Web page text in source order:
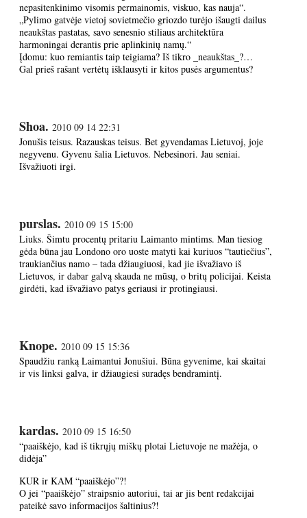
nepasitenkinimo visomis permainomis, viskuo, kas nauja“.
„Pylimo gatvėje vietoj sovietmečio griozdo turėjo išaugti dailus
neaukštas pastatas, savo senesnio stiliaus architektūra
harmoningai derantis prie aplinkinių namų.“
Įdomu: kuo remiantis taip teigiama? Iš tikro _neaukštas_?…
Gal prieš rašant vertėtų išklausyti ir kitos pusės argumentus?
Shoa. 2010 09 14 22:31
Jonušis teisus. Razauskas teisus. Bet gyvendamas Lietuvoj, joje
negyvenu. Gyvenu šalia Lietuvos. Nebesinori. Jau seniai.
Išvažiuoti irgi.
purslas. 2010 09 15 15:00
Liuks. Šimtu procentų pritariu Laimanto mintims. Man tiesiog
gėda būna jau Londono oro uoste matyti kai kuriuos “tautiečius”,
traukiančius namo – tada džiaugiuosi, kad jie išvažiavo iš
Lietuvos, ir dabar galvą skauda ne mūsų, o britų policijai. Keista
girdėti, kad išvažiavo patys geriausi ir protingiausi.
Knope. 2010 09 15 15:36
Spaudžiu ranką Laimantui Jonušiui. Būna gyvenime, kai skaitai
ir vis linksi galva, ir džiaugiesi suradęs bendramintį.
kardas. 2010 09 15 16:50
“paaiškėjo, kad iš tikrųjų miškų plotai Lietuvoje ne mažėja, o
didėja”
KUR ir KAM “paaiškėjo”?!
O jei “paaiškėjo” straipsnio autoriui, tai ar jis bent redakcijai
pateikė savo informacijos šaltinius?!